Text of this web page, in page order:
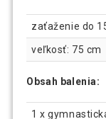
zaťaženie do
veľkosť: 75 cm
Obsah balenia:
1 x